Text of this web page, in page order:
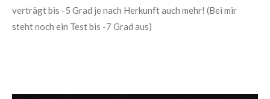
verträgt bis -5 Grad je nach Herkunft auch mehr! (Bei mir
steht noch ein Test bis -7 Grad aus)